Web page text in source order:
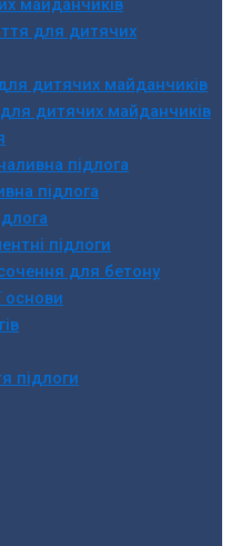
майданчиків
для дитячих
дитячих майданчиків
дитячих майданчиків
підлога
підлога
підлоги
для бетону
основи
підлоги